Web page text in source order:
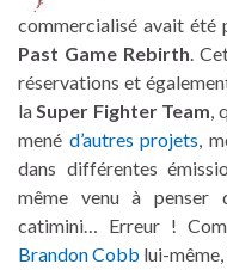
commercialisé avait été
Past Game Rebirth.
réservations et
laSuper Fighter Team,
mené d’autres projets,
dans différentes
même venu à
catimini… Erreur !
Brandon Cobb lui-